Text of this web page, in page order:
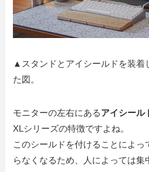
▲スタンドとアイシールドを装着
た図。
モニターの左右にあるアイシール
XLシリーズの特徴ですよね。
このシールドを付けることによっ
らなくなるため、人によっては集